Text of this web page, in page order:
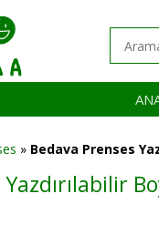
» Bedava Prenses